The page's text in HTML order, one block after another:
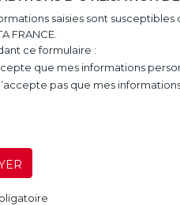
saisies sont
FRANCE.
ce formulaire :
que mes informations
pas que mes